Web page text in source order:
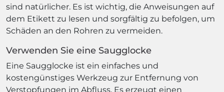
sind natürlicher. Es ist wichtig, die Anweisungen auf
dem Etikett zu lesen und sorgfältig zu befolgen, um
Schäden an den Rohren zu vermeiden.
Verwenden Sie eine Saugglocke
Eine Saugglocke ist ein einfaches und
kostengünstiges Werkzeug zur Entfernung von
Verstopfungen im Abfluss. Es erzeugt einen